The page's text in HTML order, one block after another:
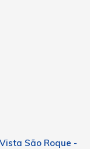
São Roque -